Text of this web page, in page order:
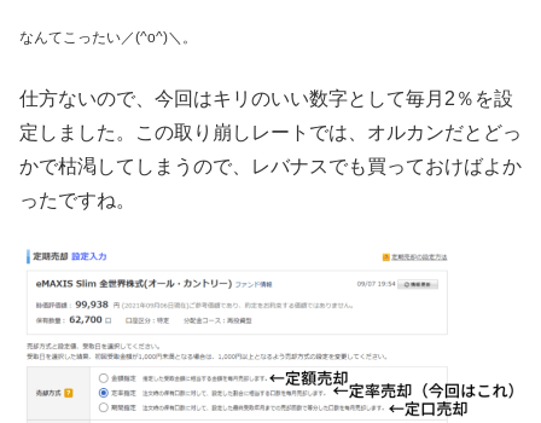
なんてこったい／(^o^)＼。
仕方ないので、今回はキリのいい数字として毎月2％を設
定しました。この取り崩しレートでは、オルカンだとどっ
かで枯渇してしまうので、レバナスでも買っておけばよか
ったですね。